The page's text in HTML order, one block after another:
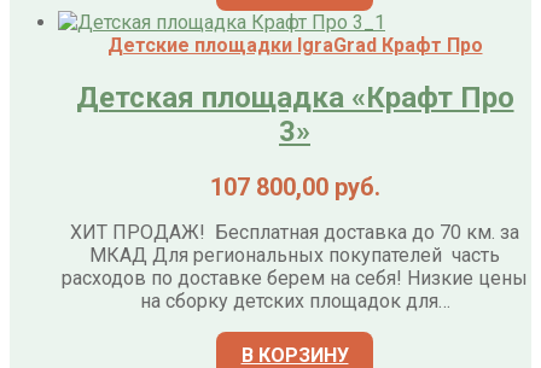
Детские площадки IgraGrad Крафт Про
Детская площадка «Крафт Про
3»
107 800,00 руб.
ХИТ ПРОДАЖ! Бесплатная доставка до 70 км. за
МКАД Для региональных покупателей часть
расходов по доставке берем на себя! Низкие цены
на сборку детских площадок для…
В КОРЗИНУ